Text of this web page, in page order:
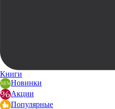
Книги
Новинки
Акции
Популярные